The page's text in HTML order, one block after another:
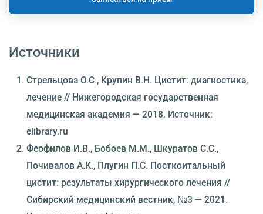
Источники
Стрельцова О.С., Крупин В.Н. Цистит: диагностика,
лечение // Нижегородская государственная
медицинская академия — 2018. Источник:
elibrary.ru
Феофилов И.В., Бобоев М.М., Шкуратов С.С.,
Почивалов А.К., Плугин П.С. Посткоитальный
цистит: результаты хирургического лечения //
Сибирский медицинский вестник, №3 — 2021.